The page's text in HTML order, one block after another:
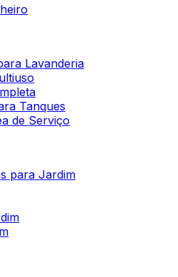
Lavanderia
Tanques
de Serviço
para Jardim